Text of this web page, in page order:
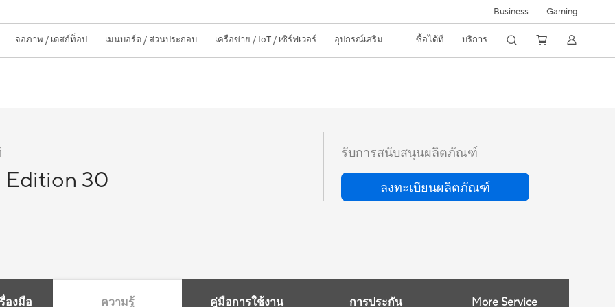
Business Gaming
จอภาพ / เดสก์ท็อป เมนบอร์ด / ส่วนประกอบ เครือข่าย / IoT / เซิร์ฟเวอร์ อุปกรณ์เสริม ซื้อได้ที่ บริการ
Edition 30
รับการสนับสนุนผลิตภัณฑ์
ลงทะเบียนผลิตภัณฑ์
องมือ ความรู้ คู่มือการใช้งาน การประกัน More Service